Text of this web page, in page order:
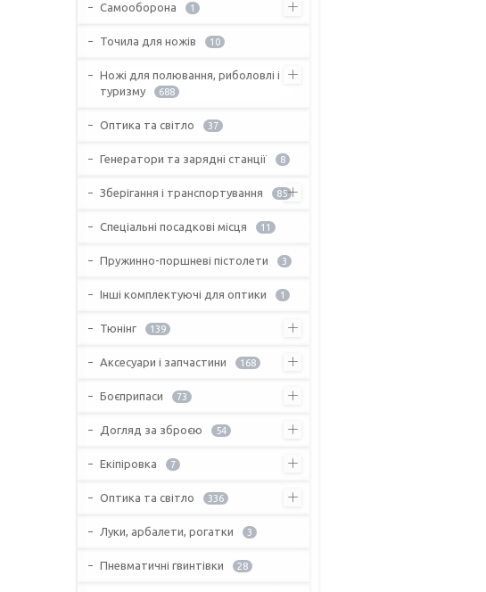
Самооборона 1
Точила для ножів 10
Ножі для полювання, риболовлі і
туризму
688
Оптика та світло 37
Генератори та зарядні станції 8
Зберігання і транспортування 85
Спеціальні посадкові місця 11
Пружинно-поршневі пістолети 3
Інші комплектуючі для оптики 1
Тюнінг 139
Аксесуари і запчастини 168
Боєприпаси 73
Догляд за зброєю 54
Екіпіровка 7
Оптика та світло 336
Луки, арбалети, рогатки 3
Пневматичні гвинтівки 28